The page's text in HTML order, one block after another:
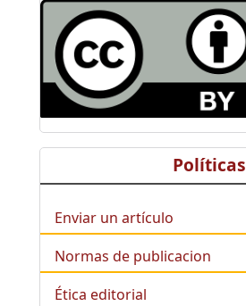
Políticas
Enviar un artículo
Normas de publicacion
Ética editorial